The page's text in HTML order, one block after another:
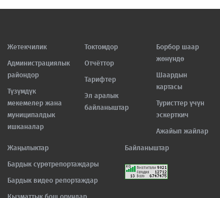
Жетекчилик
Администрациялык
райондор
Түзүмдүк
мекемелер жана
муниципалдык
ишканалар
Токтомдор
Отчёттор
Тарифтер
Эл аралык
байланыштар
Борбор шаар
жөнүндө
Шаардын
картасы
Туристтер үчүн
эскерткич
Ажайып жайлар
Жаңылыктар
Бардык сүрөтрепортаждары
Бардык видео репортаждар
Байланыштар